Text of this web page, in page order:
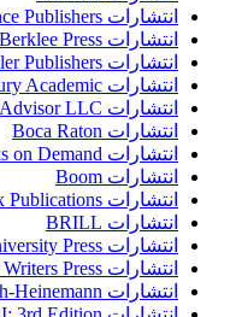
انتشارات Bentham Science Publishers
انتشارات Berklee Press
انتشارات Berrett-Koehler Publishers
انتشارات Bloomsbury Academic
انتشارات Board Advisor LLC
انتشارات Boca Raton
انتشارات Books on Demand
انتشارات Boom
انتشارات Bravex Publications
انتشارات BRILL
انتشارات Bristol University Press
انتشارات Brooklyn Writers Press
انتشارات Butterworth-Heinemann